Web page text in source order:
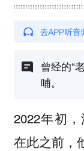
曾经的“
哺。
2022年初
在此之前，